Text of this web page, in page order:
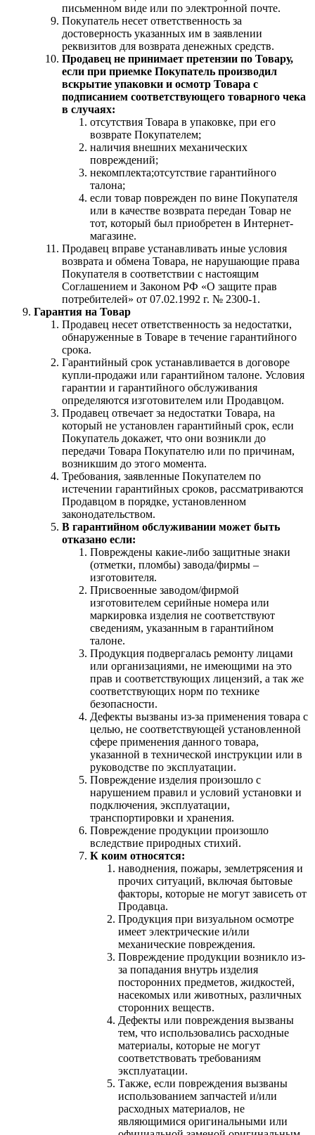
письменном виде или по электронной почте.
Покупатель несет ответственность за
достоверность указанных им в заявлении
реквизитов для возврата денежных средств.
Продавец не принимает претензии по Товару,
если при приемке Покупатель производил
вскрытие упаковки и осмотр Товара с
подписанием соответствующего товарного чека
в случаях:
отсутствия Товара в упаковке, при его
возврате Покупателем;
наличия внешних механических
повреждений;
некомплекта;отсутствие гарантийного
талона;
если товар поврежден по вине Покупателя
или в качестве возврата передан Товар не
тот, который был приобретен в Интернет-
магазине.
Продавец вправе устанавливать иные условия
возврата и обмена Товара, не нарушающие права
Покупателя в соответствии с настоящим
Соглашением и Законом РФ «О защите прав
потребителей» от 07.02.1992 г. № 2300-1.
Гарантия на Товар
Продавец несет ответственность за недостатки,
обнаруженные в Товаре в течение гарантийного
срока.
Гарантийный срок устанавливается в договоре
купли-продажи или гарантийном талоне. Условия
гарантии и гарантийного обслуживания
определяются изготовителем или Продавцом.
Продавец отвечает за недостатки Товара, на
который не установлен гарантийный срок, если
Покупатель докажет, что они возникли до
передачи Товара Покупателю или по причинам,
возникшим до этого момента.
Требования, заявленные Покупателем по
истечении гарантийных сроков, рассматриваются
Продавцом в порядке, установленном
законодательством.
В гарантийном обслуживании может быть
отказано если:
Повреждены какие-либо защитные знаки
(отметки, пломбы) завода/фирмы –
изготовителя.
Присвоенные заводом/фирмой
изготовителем серийные номера или
маркировка изделия не соответствуют
сведениям, указанным в гарантийном
талоне.
Продукция подвергалась ремонту лицами
или организациями, не имеющими на это
прав и соответствующих лицензий, а так же
соответствующих норм по технике
безопасности.
Дефекты вызваны из-за применения товара с
целью, не соответствующей установленной
сфере применения данного товара,
указанной в технической инструкции или в
руководстве по эксплуатации.
Повреждение изделия произошло с
нарушением правил и условий установки и
подключения, эксплуатации,
транспортировки и хранения.
Повреждение продукции произошло
вследствие природных стихий.
К коим относятся:
наводнения, пожары, землетрясения и
прочих ситуаций, включая бытовые
факторы, которые не могут зависеть от
Продавца.
Продукция при визуальном осмотре
имеет электрические и/или
механические повреждения.
Повреждение продукции возникло из-
за попадания внутрь изделия
посторонних предметов, жидкостей,
насекомых или животных, различных
сторонних веществ.
Дефекты или повреждения вызваны
тем, что использовались расходные
материалы, которые не могут
соответствовать требованиям
эксплуатации.
Также, если повреждения вызваны
использованием запчастей и/или
расходных материалов, не
являющимися оригинальными или